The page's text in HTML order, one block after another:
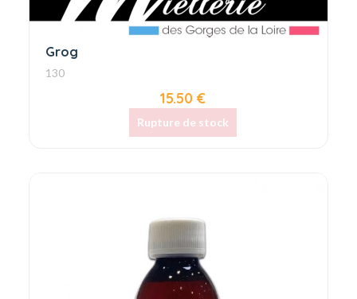
Grog
130
15.50 €
Rupture de stock